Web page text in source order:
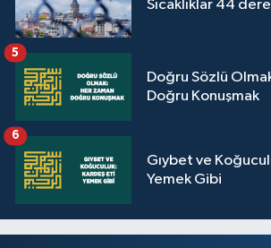
Sıcaklıklar 44
Doğru Sözlü
Doğru Konuşmak
5
Gıybet ve
Yemek Gibi
6
Yalova Müftülüğü
Yozgat Müftülüğü
Zonguldak Müftülüğü